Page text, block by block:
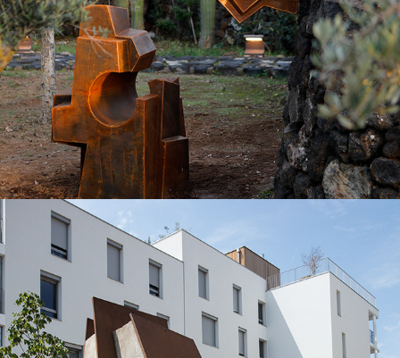
RÊVERIES SUR UN MUR